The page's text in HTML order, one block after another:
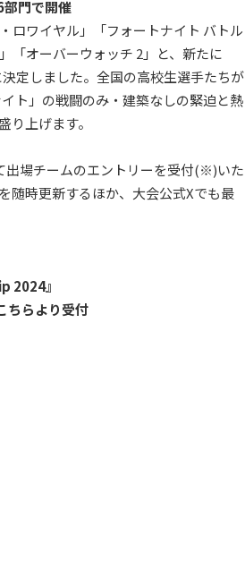
門で開催
ロワイヤル」「フォートナイト バトル
「オーバーウォッチ 2」と、新たに
定しました。全国の高校生選手たちが
ト」の戦闘のみ・建築なしの緊迫と熱
上げます。
出場チームのエントリーを受付(※)いた
随時更新するほか、大会公式Xでも最
2024』
ちらより受付